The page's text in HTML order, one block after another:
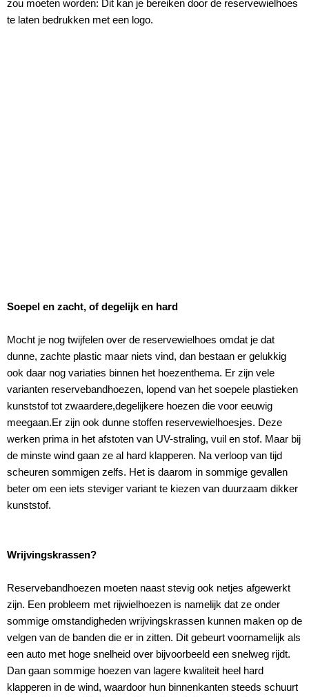
zou moeten worden: Dit kan je bereiken door de reservewielhoes
te laten bedrukken met een logo.
Soepel en zacht, of degelijk en hard
Mocht je nog twijfelen over de reservewielhoes omdat je dat
dunne, zachte plastic maar niets vind, dan bestaan er gelukkig
ook daar nog variaties binnen het hoezenthema. Er zijn vele
varianten reservebandhoezen, lopend van het soepele plastieken
kunststof tot zwaardere,degelijkere hoezen die voor eeuwig
meegaan.Er zijn ook dunne stoffen reservewielhoesjes. Deze
werken prima in het afstoten van UV-straling, vuil en stof. Maar bij
de minste wind gaan ze al hard klapperen. Na verloop van tijd
scheuren sommigen zelfs. Het is daarom in sommige gevallen
beter om een iets steviger variant te kiezen van duurzaam dikker
kunststof.
Wrijvingskrassen?
Reservebandhoezen moeten naast stevig ook netjes afgewerkt
zijn. Een probleem met rijwielhoezen is namelijk dat ze onder
sommige omstandigheden wrijvingskrassen kunnen maken op de
velgen van de banden die er in zitten. Dit gebeurt voornamelijk als
een auto met hoge snelheid over bijvoorbeeld een snelweg rijdt.
Dan gaan sommige hoezen van lagere kwaliteit heel hard
klapperen in de wind, waardoor hun binnenkanten steeds schuurt